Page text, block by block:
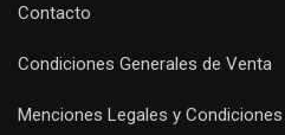
Contacto
Condiciones Generales de Venta
Menciones Legales y